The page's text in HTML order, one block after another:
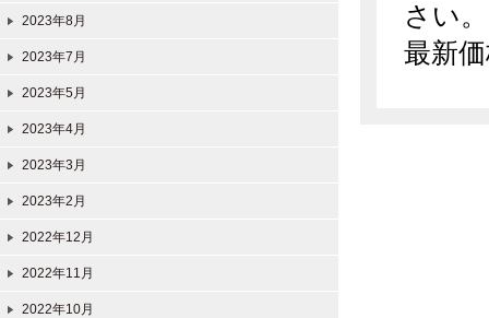
さい。
最新
2023年8月
2023年7月
2023年5月
2023年4月
2023年3月
2023年2月
2022年12月
2022年11月
2022年10月